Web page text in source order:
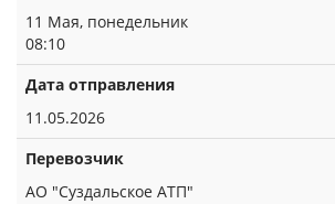
11 Мая, понедельник
08:10
Дата отправления
11.05.2026
Перевозчик
АО "Суздальское АТП"